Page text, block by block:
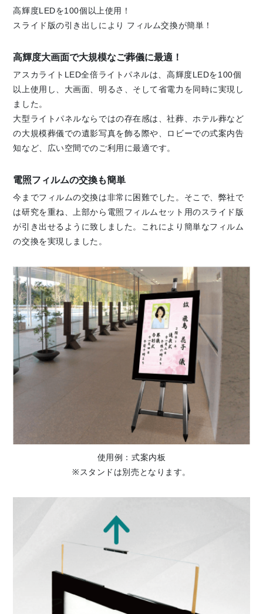
高輝度LEDを100個以上使用！
スライド版の引き出しにより フィルム交換が簡単！
高輝度大画面で大規模なご葬儀に最適！
アスカライトLED全倍ライトパネルは、高輝度LEDを100個
以上使用し、大画面、明るさ、そして省電力を同時に実現し
ました。
大型ライトパネルならではの存在感は、社葬、ホテル葬など
の大規模葬儀での遺影写真を飾る際や、ロビーでの式案内告
知など、広い空間でのご利用に最適です。
電照フィルムの交換も簡単
今までフィルムの交換は非常に困難でした。そこで、弊社で
は研究を重ね、上部から電照フィルムセット用のスライド版
が引き出せるように致しました。これにより簡単なフィルム
の交換を実現しました。
使用例：式案内板
※スタンドは別売となります。